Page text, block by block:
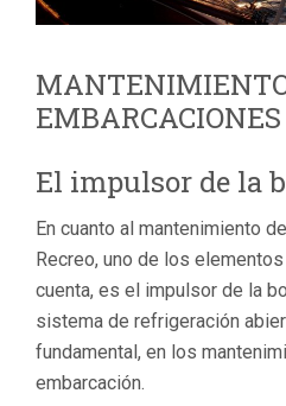
EMBARCACIONES
El impulsor de la
En cuanto al mantenimiento
Recreo, uno de los
cuenta, es el impulsor de la
sistema de refrigeración
fundamental, en los
embarcación.